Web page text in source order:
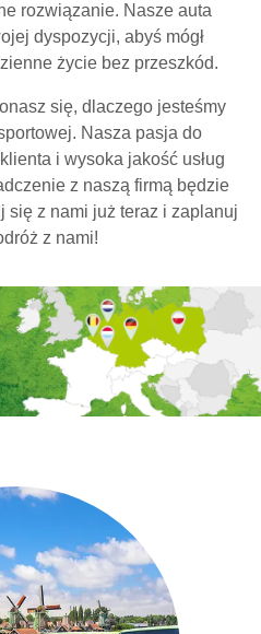
rozwiązanie. Nasze auta
dyspozycji, abyś mógł
życie bez przeszkód.
się, dlaczego jesteśmy
Nasza pasja do
i wysoka jakość usług
z naszą firmą będzie
się z nami już teraz i zaplanuj
z nami!